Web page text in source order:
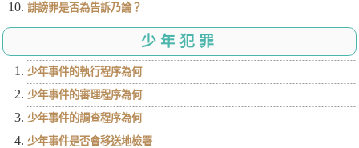
誹謗罪是否為告訴乃論？
少年犯罪
少年事件的執行程序為何
少年事件的審理程序為何
少年事件的調查程序為何
少年事件是否會移送地檢署